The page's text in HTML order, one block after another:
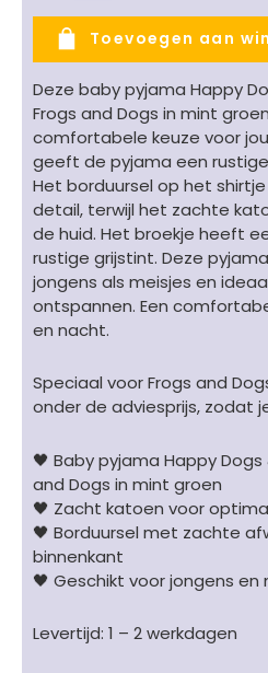
Dogs
Little
Frogs
-
dierenprint
mint
aantal
Toevoegen aan
Deze baby pyjama Happy
Frogs and Dogs in mint
comfortabele keuze voor
geeft de pyjama een
Het borduursel op het
detail, terwijl het zachte
de huid. Het broekje heeft
rustige grijstint. Deze
jongens als meisjes en
ontspannen. Een
en nacht.
Speciaal voor Frogs and
onder de adviesprijs, zodat
🖤 Baby pyjama Happy
and Dogs in mint groen
🖤 Zacht katoen voor
🖤 Borduursel met zachte
binnenkant
🖤 Geschikt voor jongens en
Levertijd: 1 – 2 werkdagen